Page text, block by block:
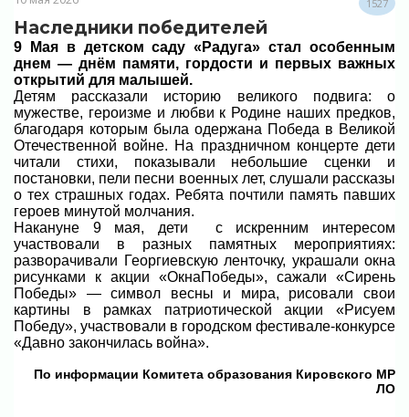
1527
Наследники победителей
9 Мая в детском саду «Радуга» стал особенным
днем — днём памяти, гордости и первых важных
открытий для малышей.
Детям рассказали историю великого подвига: о
мужестве, героизме и любви к Родине наших предков,
благодаря которым была одержана Победа в Великой
Отечественной войне. На праздничном концерте дети
читали стихи, показывали небольшие сценки и
постановки, пели песни военных лет, слушали рассказы
о тех страшных годах. Ребята почтили память павших
героев минутой молчания.
Накануне 9 мая, дети с искренним интересом
участвовали в разных памятных мероприятиях:
разворачивали Георгиевскую ленточку, украшали окна
рисунками к акции «ОкнаПобеды», сажали «Сирень
Победы» — символ весны и мира, рисовали свои
картины в рамках патриотической акции «Рисуем
Победу», участвовали в городском фестивале-конкурсе
«Давно закончилась война».
По информации Комитета образования Кировского МР
ЛО